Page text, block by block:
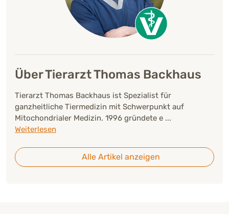
Über Tierarzt Thomas Backhaus
Tierarzt Thomas Backhaus ist Spezialist für
ganzheitliche Tiermedizin mit Schwerpunkt auf
Mitochondrialer Medizin. 1996 gründete e ...
Weiterlesen
Alle Artikel anzeigen